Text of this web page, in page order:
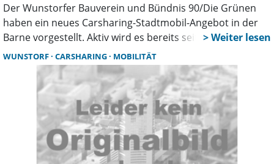
Der Wunstorfer Bauverein und Bündnis 90/Die Grünen
haben ein neues Carsharing-Stadtmobil-Angebot in der
Barne vorgestellt. Aktiv wird es bereits seit Juli genutzt.
WUNSTORF CARSHARING MOBILITÄT